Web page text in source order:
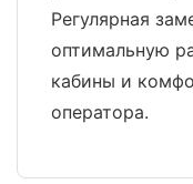
Регулярная
оптимальную
кабины и
оператора.